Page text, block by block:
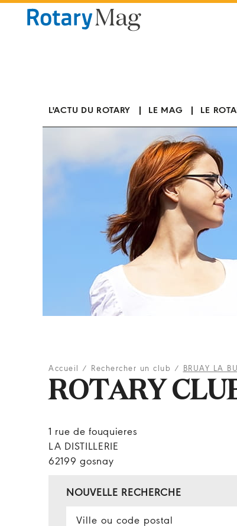
L'ACTU DU ROTARY LE MAG LE
Accueil / Rechercher un club / BRUAY LA
ROTARY
1 rue de fouquieres
LA DISTILLERIE
62199 gosnay
NOUVELLE RECHERCHE
Panneau de gestion des cookies